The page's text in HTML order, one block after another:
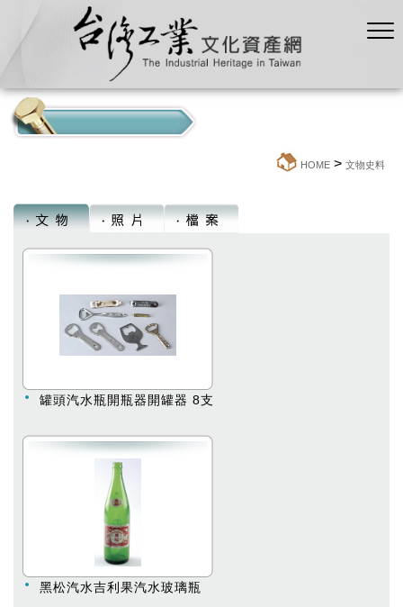
HOME > 文物史料
罐頭汽水瓶開瓶器開罐器 8支
黑松汽水吉利果汽水玻璃瓶